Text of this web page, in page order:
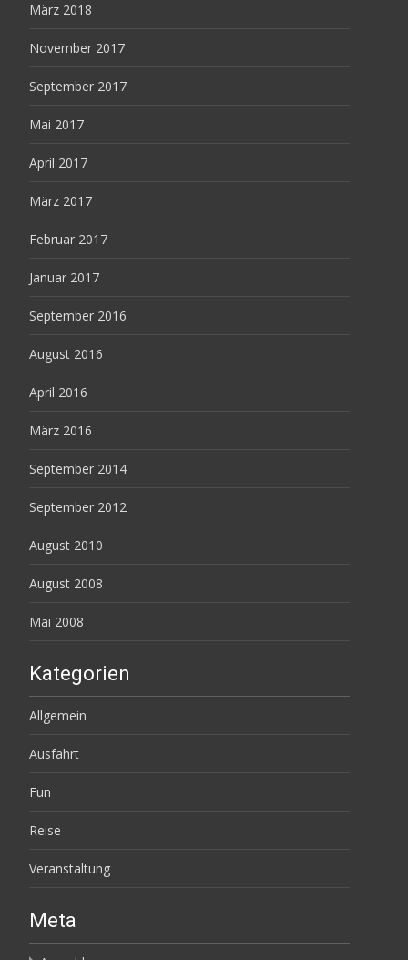
März 2018
November 2017
September 2017
Mai 2017
April 2017
März 2017
Februar 2017
Januar 2017
September 2016
August 2016
April 2016
März 2016
September 2014
September 2012
August 2010
August 2008
Mai 2008
Kategorien
Allgemein
Ausfahrt
Fun
Reise
Veranstaltung
Meta